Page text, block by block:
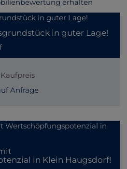
erhalten
in guter Lage!
Kaufpreis
Anfrage
in Klein Haugsdorf!